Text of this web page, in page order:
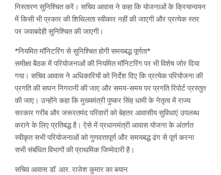
निस्तारण सुनिश्चित करें। सचिव आवास ने कहा कि योजनाओं के क्रियान्वयन
में किसी भी प्रकार की शिथिलता स्वीकार नहीं की जाएगी और प्रत्येक स्तर
पर जवाबदेही सुनिश्चित की जाएगी।
*नियमित मॉनिटरिंग से सुनिश्चित होगी समयबद्ध पूर्णता*
समीक्षा बैठक में परियोजनाओं की नियमित मॉनिटरिंग पर भी विशेष जोर दिया
गया। सचिव आवास ने अधिकारियों को निर्देश दिए कि प्रत्येक परियोजना की
प्रगति की सघन निगरानी की जाए और समय-समय पर प्रगति रिपोर्ट प्रस्तुत
की जाए। उन्होंने कहा कि मुख्यमंत्री पुष्कर सिंह धामी के नेतृत्व में राज्य
सरकार गरीब और जरूरतमंद परिवारों को बेहतर आवासीय सुविधाएं उपलब्ध
कराने के लिए प्रतिबद्ध है। ऐसे में प्रधानमंत्री आवास योजना के अंतर्गत
स्वीकृत सभी परियोजनाओं को गुणवत्तापूर्ण और समयबद्ध ढंग से पूर्ण करना
सभी संबंधित विभागों की प्राथमिक जिम्मेदारी है।
सचिव आवास डॉ. आर. राजेश कुमार का बयान